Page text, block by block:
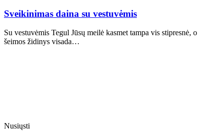
Sveikinimas daina su vestuvėmis
Su vestuvėmis Tegul Jūsų meilė kasmet tampa vis stipresnė, o
šeimos židinys visada…
Nusiųsti